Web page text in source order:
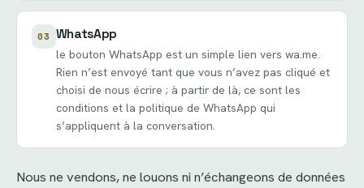
03 WhatsApp
le bouton WhatsApp est un simple lien vers wa.me.
Rien n’est envoyé tant que vous n’avez pas cliqué et
choisi de nous écrire ; à partir de là, ce sont les
conditions et la politique de WhatsApp qui
s’appliquent à la conversation.
Nous ne vendons, ne louons ni n’échangeons de données